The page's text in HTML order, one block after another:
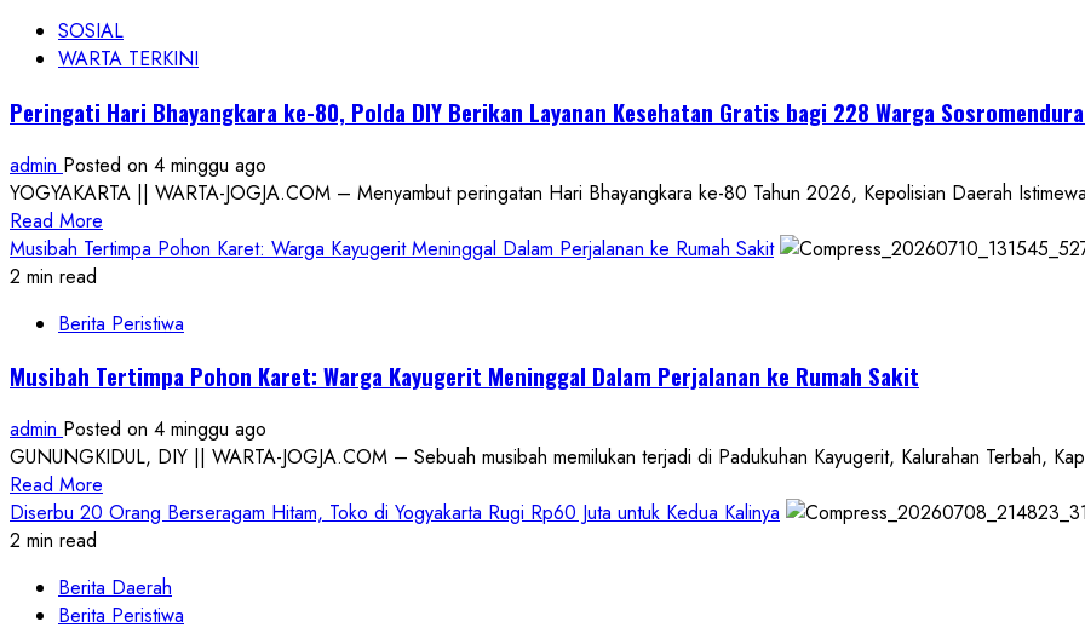
Prestasi:
Kompetisi
Legends
Polda
DIY
Jembatan
Menuju
Kapolri
2026
SOSIAL
WARTA TERKINI
Peringati Hari Bhayangkara ke-80, Polda DIY Berikan Layanan Kesehatan Gratis bagi 228 Warga
admin Posted on 4 minggu ago
YOGYAKARTA || WARTA-JOGJA.COM – Menyambut peringatan Hari Bhayangkara ke-80 Tahun 2026, Kepolisian Daerah
Read More
more
Hari
ke-
80,
Polda
DIY
Berikan
Layanan
Gratis
bagi
Musibah Tertimpa Pohon Karet: Warga Kayugerit Meninggal Dalam Perjalanan ke Rumah Sakit
2 min read
Berita Peristiwa
Musibah Tertimpa Pohon Karet: Warga Kayugerit Meninggal Dalam Perjalanan ke Rumah Sakit
admin Posted on 4 minggu ago
GUNUNGKIDUL, DIY || WARTA-JOGJA.COM – Sebuah musibah memilukan terjadi di Padukuhan Kayugerit, Kalurahan Terbah,
Read More
more
Tertimpa
Pohon
Diserbu 20 Orang Berseragam Hitam, Toko di Yogyakarta Rugi Rp60 Juta untuk Kedua Kalinya
2 min read
Berita Daerah
Berita Peristiwa